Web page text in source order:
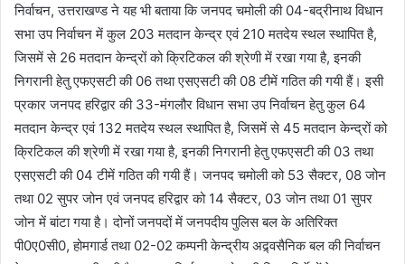
निर्वाचन, उत्तराखण्ड ने यह भी बताया कि जनपद चमोली की 04-बद्रीनाथ विधान
सभा उप निर्वाचन में कुल 203 मतदान केन्द्र एवं 210 मतदेय स्थल स्थापित है,
जिसमें से 26 मतदान केन्द्रों को क्रिटिकल की श्रेणी में रखा गया है, इनकी
निगरानी हेतु एफएसटी की 06 तथा एसएसटी की 08 टीमें गठित की गयी हैं। इसी
प्रकार जनपद हरिद्वार की 33-मंगलौर विधान सभा उप निर्वाचन हेतु कुल 64
मतदान केन्द्र एवं 132 मतदेय स्थल स्थापित है, जिसमें से 45 मतदान केन्द्रों को
क्रिटिकल की श्रेणी में रखा गया है, इनकी निगरानी हेतु एफएसटी की 03 तथा
एसएसटी की 04 टीमें गठित की गयी हैं। जनपद चमोली को 53 सैक्टर, 08 जोन
तथा 02 सुपर जोन एवं जनपद हरिद्वार को 14 सैक्टर, 03 जोन तथा 01 सुपर
जोन में बांटा गया है। दोनों जनपदों में जनपदीय पुलिस बल के अतिरिक्त
पी0ए0सी0, होमगार्ड तथा 02-02 कम्पनी केन्द्रीय अद्र्वसैनिक बल की निर्वाचन